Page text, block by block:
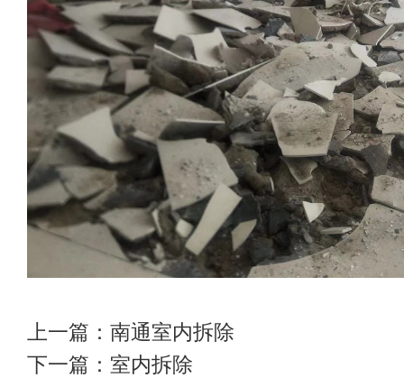
上一篇： 南通室内拆除
下一篇： 室内拆除